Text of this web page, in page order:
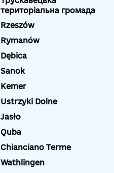
територіальна громада
Rzeszów
Rymanów
Dębica
Sanok
Kemer
Ustrzyki Dolne
Jasło
Quba
Chianciano Terme
Wathlingen